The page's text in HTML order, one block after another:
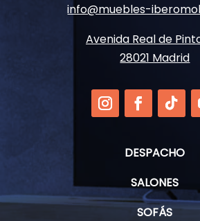
info@muebles-
Avenida Real de
28021 Madrid
DESPACHO
SALONES
SOFÁS